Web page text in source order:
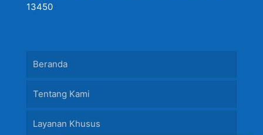
13450
Beranda
Tentang Kami
Layanan Khusus